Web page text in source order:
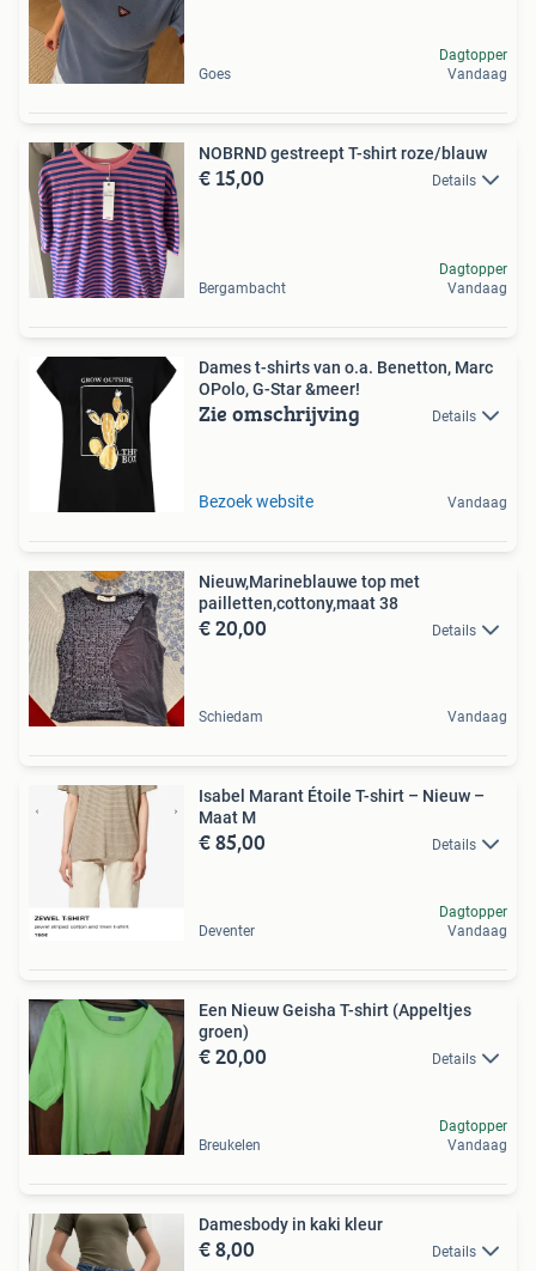
Goes
Dagtopper
Vandaag
NOBRND gestreept T-shirt roze/blauw
€ 15,00 Details
Bergambacht
Dagtopper
Vandaag
Dames t-shirts van o.a. Benetton, Marc
OPolo, G-Star &meer!
Zie omschrijving Details
Bezoek website Vandaag
Nieuw,Marineblauwe top met
pailletten,cottony,maat 38
€ 20,00 Details
Schiedam Vandaag
Isabel Marant Étoile T-shirt – Nieuw –
Maat M
€ 85,00 Details
Deventer
Dagtopper
Vandaag
Een Nieuw Geisha T-shirt (Appeltjes
groen)
€ 20,00 Details
Breukelen
Dagtopper
Vandaag
Damesbody in kaki kleur
€ 8,00 Details